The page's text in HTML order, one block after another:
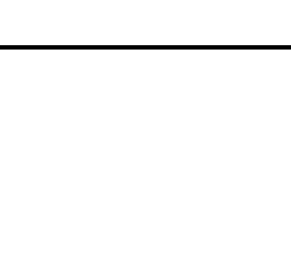
1984